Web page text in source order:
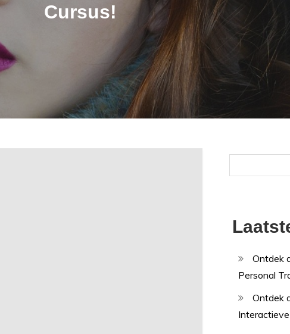
Cursus!
Ontdek
Personal
Ontdek